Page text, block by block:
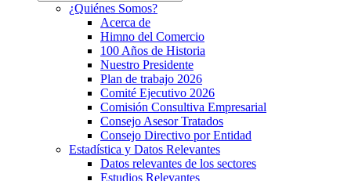
¿Quiénes Somos?
Acerca de
Himno del Comercio
100 Años de Historia
Nuestro Presidente
Plan de trabajo 2026
Comité Ejecutivo 2026
Comisión Consultiva Empresarial
Consejo Asesor Tratados
Consejo Directivo por Entidad
Estadística y Datos Relevantes
Datos relevantes de los sectores
Estudios Relevantes